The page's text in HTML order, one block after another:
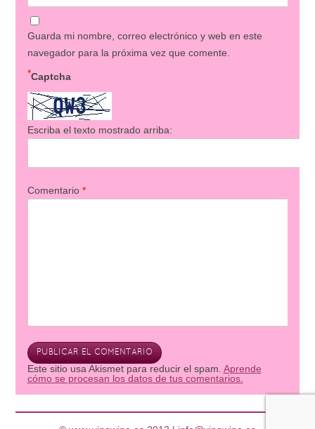
Guarda mi nombre, correo electrónico y web en este
navegador para la próxima vez que comente.
Captcha
*
Escriba el texto mostrado arriba:
Comentario *
Este sitio usa Akismet para reducir el spam. Aprende
cómo se procesan los datos de tus comentarios.